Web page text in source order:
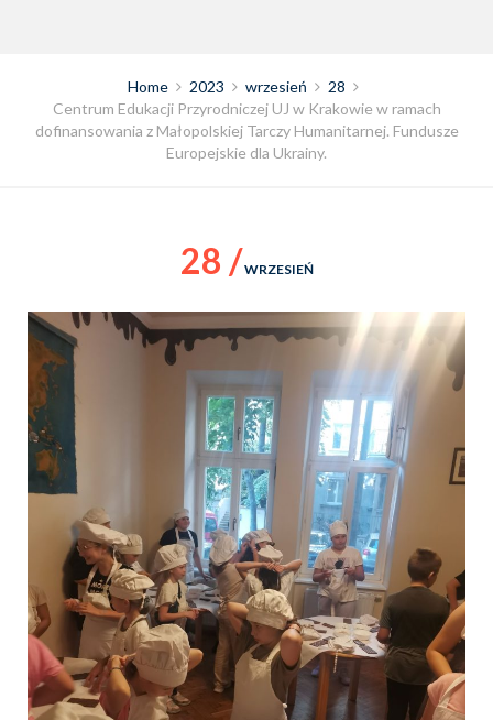
Home 2023 wrzesień
28
Centrum Edukacji Przyrodniczej UJ w Krakowie w ramach
dofinansowania z Małopolskiej Tarczy Humanitarnej. Fundusze
Europejskie dla Ukrainy.
28 /WRZESIEŃ